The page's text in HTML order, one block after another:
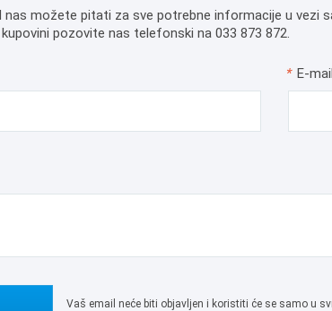
možete pitati za sve potrebne informacije u vezi
pozovite nas telefonski na 033 873 872.
* E-mail
Vaš email neće biti objavljen i koristiti će se samo u